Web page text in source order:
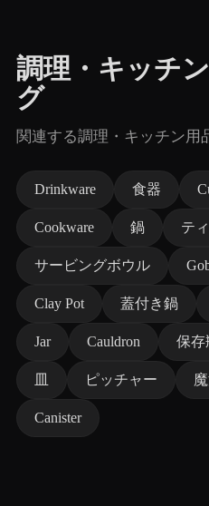
調理・キッチ
グ
関連する調理・キッチン用
Drinkware 食器
Cookware 鍋 テ
サービングボウル
Clay Pot 蓋付き鍋
Jar Cauldron 保存
皿 ピッチャー
Canister